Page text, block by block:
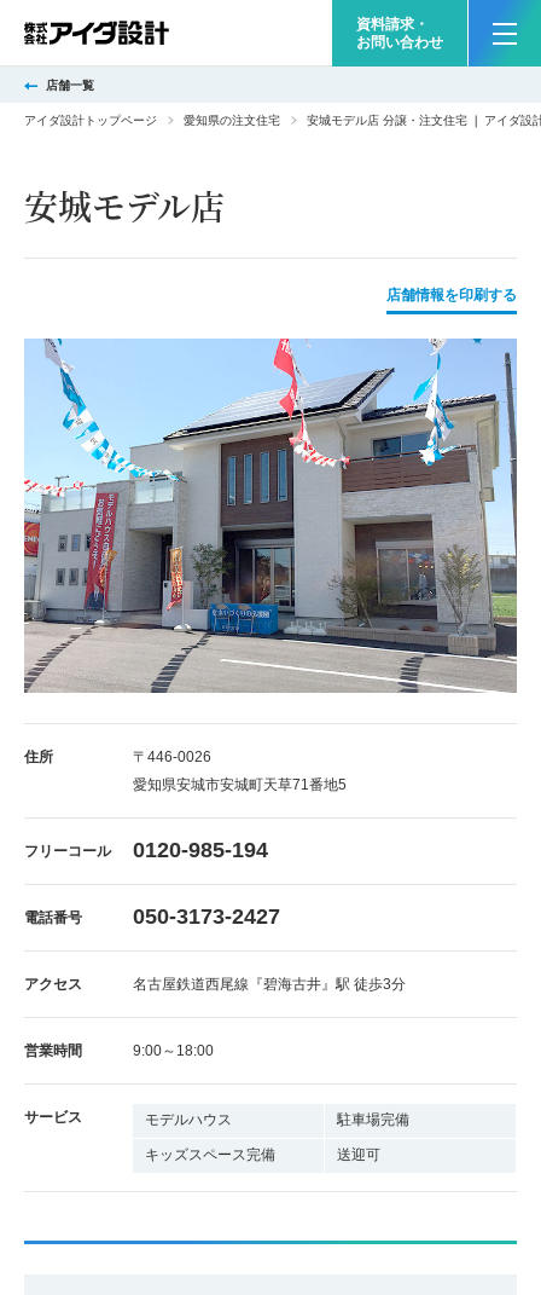
資料請求・
お問い合わせ
店舗一覧
アイダ設計トップページ 愛知県の注文住宅 安城モデル店 分譲・注文住宅 ❘ アイダ設
安城モデル店
店舗情報を印刷する
住所
〒446-0026
愛知県安城市安城町天草71番地5
フリーコール 0120-985-194
電話番号 050-3173-2427
アクセス 名古屋鉄道西尾線『碧海古井』駅 徒歩3分
営業時間 9:00～18:00
サービス モデルハウス 駐車場完備
キッズスペース完備 送迎可